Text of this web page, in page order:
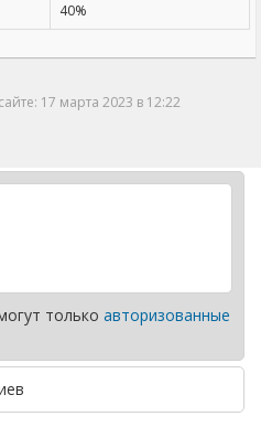
40%
17 марта 2023 в 12:22
только авторизованные